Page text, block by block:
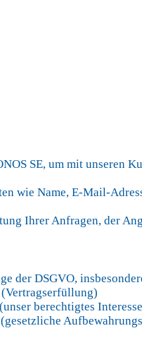
SE, um mit unseren
wie Name, E-Mail-
Ihrer Anfragen, der
der DSGVO,
berechtigtes